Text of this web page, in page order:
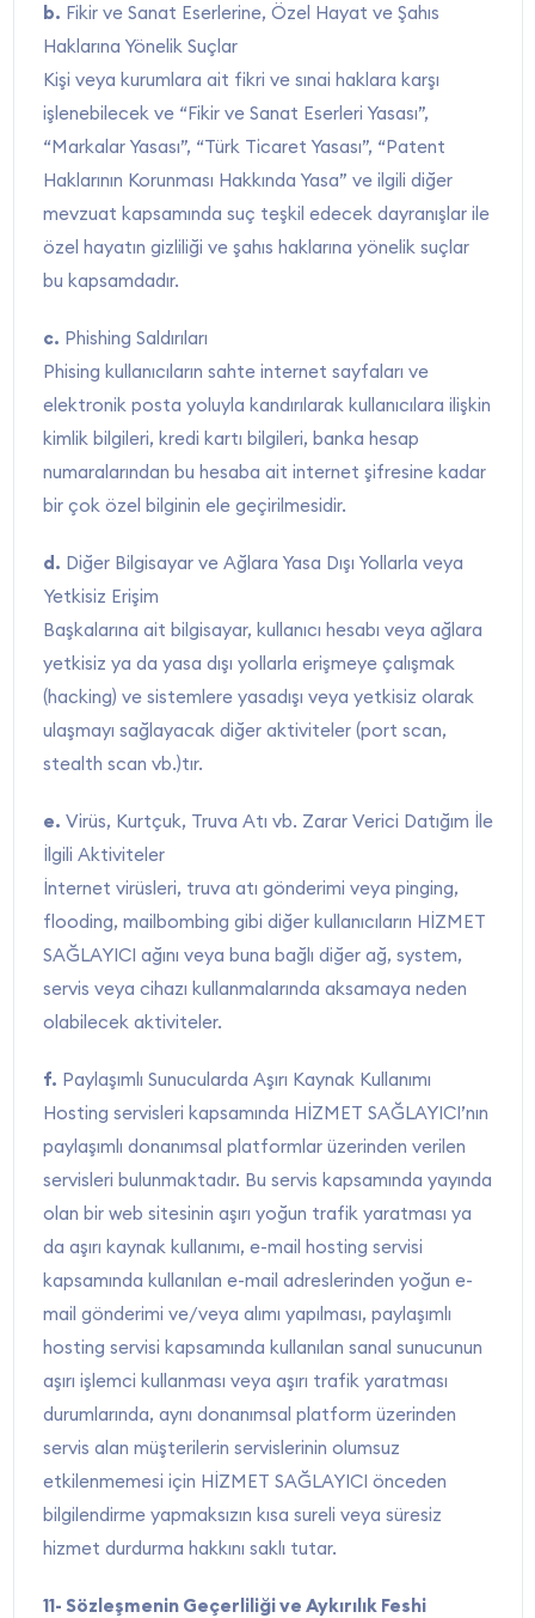
b. Fikir ve Sanat Eserlerine, Özel Hayat ve Şahıs
Haklarına Yönelik Suçlar
Kişi veya kurumlara ait fikri ve sınai haklara karşı
işlenebilecek ve “Fikir ve Sanat Eserleri Yasası”,
“Markalar Yasası”, “Türk Ticaret Yasası”, “Patent
Haklarının Korunması Hakkında Yasa” ve ilgili diğer
mevzuat kapsamında suç teşkil edecek dayranışlar ile
özel hayatın gizliliği ve şahıs haklarına yönelik suçlar
bu kapsamdadır.
c. Phishing Saldırıları
Phising kullanıcıların sahte internet sayfaları ve
elektronik posta yoluyla kandırılarak kullanıcılara ilişkin
kimlik bilgileri, kredi kartı bilgileri, banka hesap
numaralarından bu hesaba ait internet şifresine kadar
bir çok özel bilginin ele geçirilmesidir.
d. Diğer Bilgisayar ve Ağlara Yasa Dışı Yollarla veya
Yetkisiz Erişim
Başkalarına ait bilgisayar, kullanıcı hesabı veya ağlara
yetkisiz ya da yasa dışı yollarla erişmeye çalışmak
(hacking) ve sistemlere yasadışı veya yetkisiz olarak
ulaşmayı sağlayacak diğer aktiviteler (port scan,
stealth scan vb.)tır.
e. Virüs, Kurtçuk, Truva Atı vb. Zarar Verici Datığım İle
İlgili Aktiviteler
İnternet virüsleri, truva atı gönderimi veya pinging,
flooding, mailbombing gibi diğer kullanıcıların HİZMET
SAĞLAYICI ağını veya buna bağlı diğer ağ, system,
servis veya cihazı kullanmalarında aksamaya neden
olabilecek aktiviteler.
f. Paylaşımlı Sunucularda Aşırı Kaynak Kullanımı
Hosting servisleri kapsamında HİZMET SAĞLAYICI’nın
paylaşımlı donanımsal platformlar üzerinden verilen
servisleri bulunmaktadır. Bu servis kapsamında yayında
olan bir web sitesinin aşırı yoğun trafik yaratması ya
da aşırı kaynak kullanımı, e-mail hosting servisi
kapsamında kullanılan e-mail adreslerinden yoğun e-
mail gönderimi ve/veya alımı yapılması, paylaşımlı
hosting servisi kapsamında kullanılan sanal sunucunun
aşırı işlemci kullanması veya aşırı trafik yaratması
durumlarında, aynı donanımsal platform üzerinden
servis alan müşterilerin servislerinin olumsuz
etkilenmemesi için HİZMET SAĞLAYICI önceden
bilgilendirme yapmaksızın kısa sureli veya süresiz
hizmet durdurma hakkını saklı tutar.
11- Sözleşmenin Geçerliliği ve Aykırılık Feshi